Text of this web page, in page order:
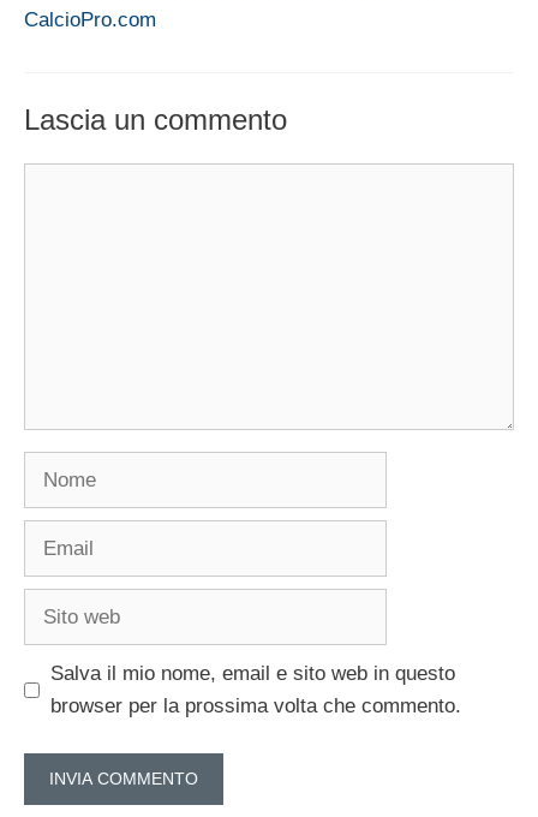
CalcioPro.com
Lascia un commento
Nome
Email
Sito
Salva il mio nome, email e sito web in questo
browser per la prossima volta che commento.